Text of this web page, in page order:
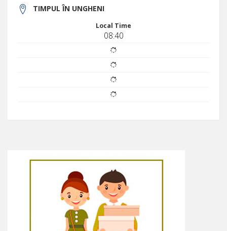
TIMPUL ÎN UNGHENI
Local Time
08:40